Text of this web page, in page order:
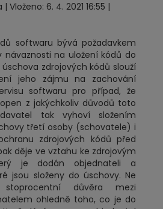
Vloženo: 6. 4. 2021 16:55 |
softwaru bývá požadavkem
na uložení kódů do
zdrojových kódů slouží
jeho zájmu na zachování
softwaru pro případ, že
z jakýchkoliv důvodů toto
tak vyhoví složením
třetí osoby (schovatele) i
zdrojových kódů před
děje ve vztahu ke zdrojovým
je dodán objednateli a
jsou složeny do úschovy. Ne
důvěra mezi
ohledně toho, co je do